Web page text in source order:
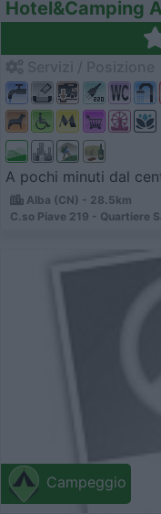
Hotel&Camping
A pochi minuti dal
Alba (CN) - 28.5km
C.so Piave 219 - Quartiere
Campeggio